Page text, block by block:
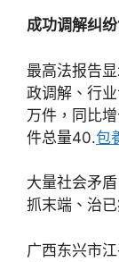
成功调解纠
最高法报告
政调解、行
万件，同比
件总量40.包
大量社会矛
抓末端、治
广西东兴市